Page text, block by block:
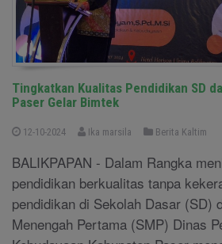
Tingkatkan Kualitas Pendidikan SD
Paser Gelar Bimtek
12-10-2024 Ika marsila Berita Kaltim
BALIKPAPAN - Dalam Rangka
pendidikan berkualitas tanpa
pendidikan di Sekolah Dasar (SD)
Menengah Pertama (SMP) Dinas